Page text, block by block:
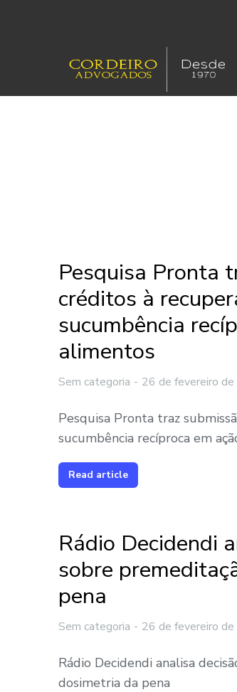
Pesquisa Pronta
créditos à
sucumbência
alimentos
Sem categoria 26 de fevereiro
Pesquisa Pronta traz
sucumbência recíproca em
Read article
Rádio Decidendi
sobre
pena
Sem categoria 26 de fevereiro
Rádio Decidendi analisa
dosimetria da pena